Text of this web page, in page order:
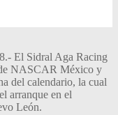
El Sidral Aga Racing
de NASCAR México y
del calendario, la cual
arranque en el
León.